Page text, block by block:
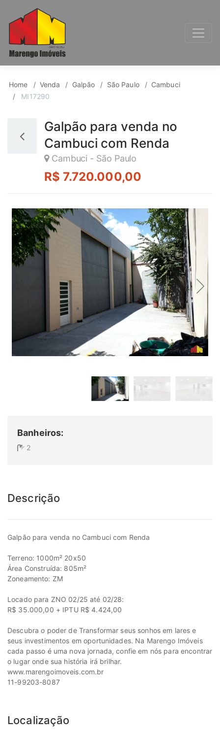
Galpão para Venda,
Home Venda Galpão São Paulo
Cambuci
MI17290
Galpão para venda no
Cambuci com Renda
Cambuci - São Paulo
R$ 7.720.000,00
Banheiros:
2
Descrição
Galpão para venda no Cambuci com Renda
Terreno: 1000m² 20x50
Área Construída: 805m²
Zoneamento: ZM
Locado para ZNO 02/25 até 02/28:
R$ 35.000,00 + IPTU R$ 4.424,00
Descubra o poder de Transformar seus sonhos em lares e
seus investimentos em oportunidades. Na Marengo Imóveis
cada passo é uma nova jornada, confie em nós para encontrar
o lugar onde sua história irá brilhar.
www.marengoimoveis.com.br
11-99203-8087
Localização